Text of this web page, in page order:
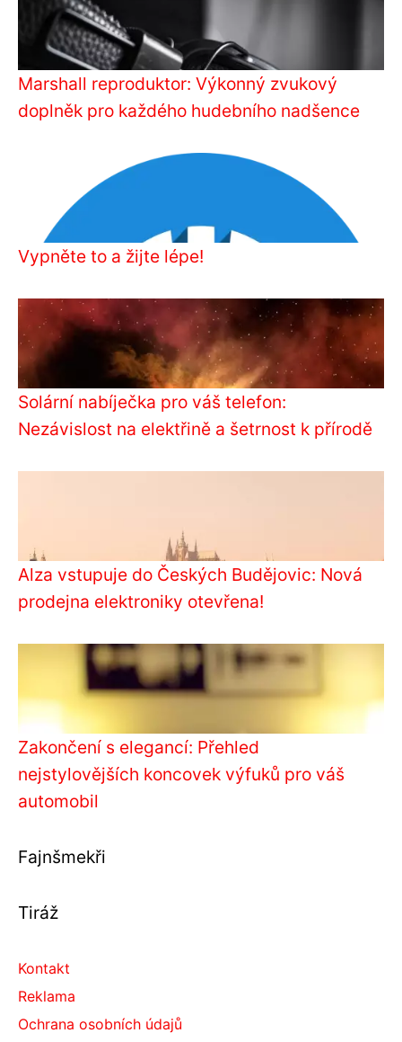
Marshall reproduktor: Výkonný zvukový
doplněk pro každého hudebního nadšence
Vypněte to a žijte lépe!
Solární nabíječka pro váš telefon:
Nezávislost na elektřině a šetrnost k přírodě
Alza vstupuje do Českých Budějovic: Nová
prodejna elektroniky otevřena!
Zakončení s elegancí: Přehled
nejstylovějších koncovek výfuků pro váš
automobil
Fajnšmekři
Tiráž
Kontakt
Reklama
Ochrana osobních údajů